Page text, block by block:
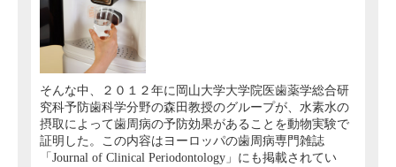
そんな中、２０１２年に岡山大学大学院医歯薬学総合研
究科予防歯科学分野の森田教授のグループが、水素水の
摂取によって歯周病の予防効果があることを動物実験で
証明した。この内容はヨーロッパの歯周病専門雑誌
「Journal of Clinical Periodontology」にも掲載されてい